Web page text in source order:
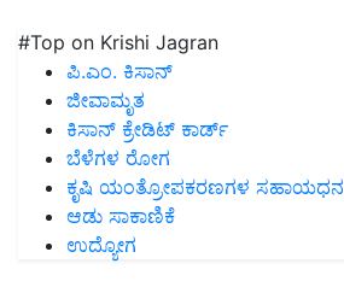
#Top on Krishi Jagran
ಪಿ.ಎಂ. ಕಿಸಾನ್
ಜೀವಾಮೃತ
ಕಿಸಾನ್ ಕ್ರೇಡಿಟ್ ಕಾರ್ಡ್
ಬೆಳೆಗಳ ರೋಗ
ಕೃಷಿ ಯಂತ್ರೋಪಕರಣಗಳ ಸಹಾಯಧನ
ಆಡು ಸಾಕಾಣಿಕೆ
ಉದ್ಯೋಗ